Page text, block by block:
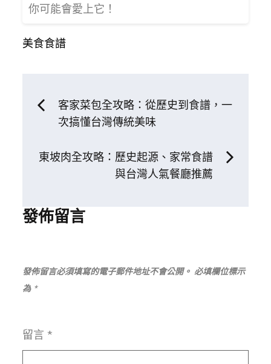
你可能會愛上它！
美食食譜
文
覽
客家菜包全攻略：從歷史到食譜，一
次搞懂台灣傳統美味
東坡肉全攻略：歷史起源、家常食譜
與台灣人氣餐廳推薦
發佈留言
發佈留言必須填寫的電子郵件地址不會公開。 必填欄位標示
為 *
留言 *